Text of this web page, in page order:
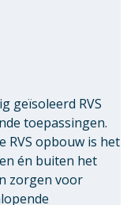
geïsoleerd RVS
toepassingen.
RVS opbouw is het
én buiten het
zorgen voor